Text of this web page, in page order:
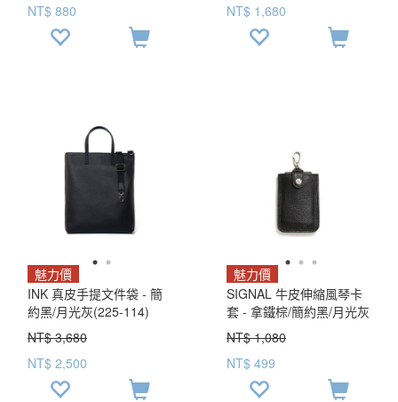
NT$ 880
NT$ 1,680
魅力價
INK 真皮手提文件袋 - 簡
約黑/月光灰(225-114)
NT$ 3,680
NT$ 2,500
魅力價
SIGNAL 牛皮伸縮風琴卡
套 - 拿鐵棕/簡約黑/月光灰
(324-037)
NT$ 1,080
NT$ 499